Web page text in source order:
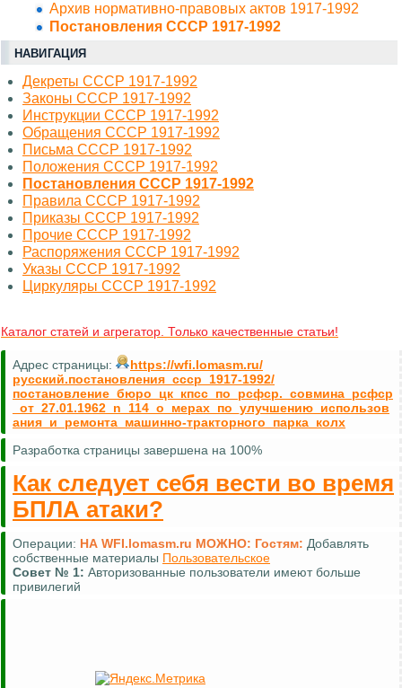
Архив нормативно-правовых актов 1917-1992
Постановления СССР 1917-1992
НАВИГАЦИЯ
Декреты СССР 1917-1992
Законы СССР 1917-1992
Инструкции СССР 1917-1992
Обращения СССР 1917-1992
Письма СССР 1917-1992
Положения СССР 1917-1992
Постановления СССР 1917-1992
Правила СССР 1917-1992
Приказы СССР 1917-1992
Прочие СССР 1917-1992
Распоряжения СССР 1917-1992
Указы СССР 1917-1992
Циркуляры СССР 1917-1992
Каталог статей и агрегатор. Только качественные статьи!
Адрес страницы:
https://wfi.lomasm.ru/
русский.постановления_ссср_1917-1992/
постановление_бюро_цк_кпсс_по_рсфср._совмина_рсфср
_от_27.01.1962_n_114_о_мерах_по_улучшению_использов
ания_и_ремонта_машинно-тракторного_парка_колх
Разработка страницы завершена на 100%
Как следует себя вести во время
БПЛА атаки?
Операции: НА WFI.lomasm.ru МОЖНО: Гостям: Добавлять
собственные материалы Пользовательское
Совет № 1: Авторизованные пользователи имеют больше
привилегий